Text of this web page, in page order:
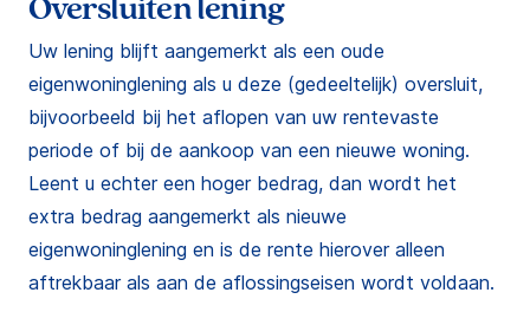
Oversluiten lening
Uw lening blijft aangemerkt als een oude
eigenwoninglening als u deze (gedeeltelijk) oversluit,
bijvoorbeeld bij het aflopen van uw rentevaste
periode of bij de aankoop van een nieuwe woning.
Leent u echter een hoger bedrag, dan wordt het
extra bedrag aangemerkt als nieuwe
eigenwoninglening en is de rente hierover alleen
aftrekbaar als aan de aflossingseisen wordt voldaan.